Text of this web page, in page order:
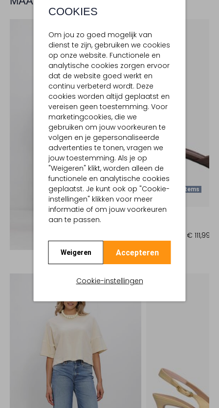
COOKIES
Om jou zo goed mogelijk van
dienst te zijn, gebruiken we cookies
op onze website. Functionele en
analytische cookies zorgen ervoor
dat de website goed werkt en
continu verbeterd wordt. Deze
cookies worden altijd geplaatst en
vereisen geen toestemming. Voor
marketingcookies, die we
gebruiken om jouw voorkeuren te
volgen en je gepersonaliseerde
advertenties te tonen, vragen we
jouw toestemming. Als je op
"Weigeren" klikt, worden alleen de
functionele en analytische cookies
geplaatst. Je kunt ook op "Cookie-
instellingen" klikken voor meer
informatie of om jouw voorkeuren
aan te passen.
Weigeren Accepteren
Cookie-instellingen
Ontdek de look
Laatste Items
€ 111,99